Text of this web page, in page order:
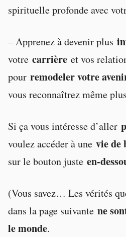
spirituelle profonde avec
– Apprenez à devenir plus
votre carrière et vos
pour remodeler votre
vous reconnaîtrez même
Si ça vous intéresse d’aller
voulez accéder à une vie de
sur le bouton juste en-
(Vous savez… Les vérités
dans la page suivante ne
le monde.